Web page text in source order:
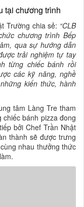
tại chương trình
Trường chia sẻ: “CLB
chương trình Bếp
qua sự hướng dẫn
trải nghiệm tự tay
từng chiếc bánh rồi
các kỹ năng, nghề
kiến thức, hành
tâm Làng Tre tham
bánh pizza đong
bởi Chef Trần Nhật
thành sẽ được trưng
nhau thưởng thức